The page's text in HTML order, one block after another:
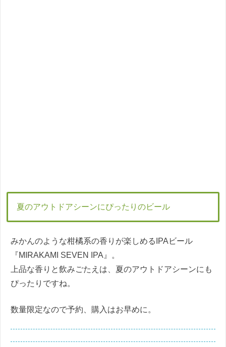
夏のアウトドアシーンにぴったりのビール
みかんのような柑橘系の香りが楽しめるIPAビール
『MIRAKAMI SEVEN IPA』。
上品な香りと飲みごたえは、夏のアウトドアシーンにも
ぴったりですね。
数量限定なので予約、購入はお早めに。